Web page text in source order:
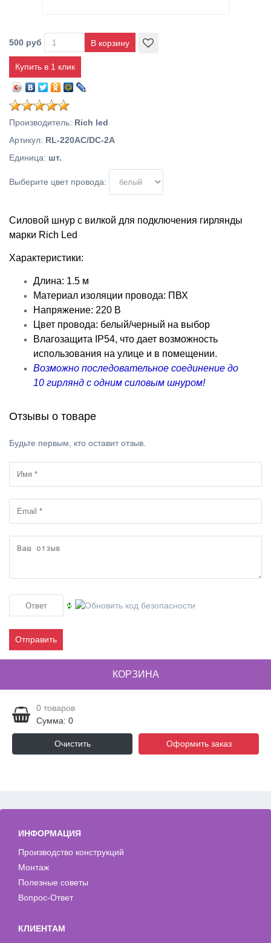
500 руб
Купить в 1 клик
Производитель: Rich led
Артикул: RL-220AC/DC-2A
Единица: шт.
Выберите цвет провода:
Силовой шнур с вилкой для подключения гирлянды
марки Rich Led
Характеристики:
Длина: 1.5 м
Материал изоляции провода: ПВХ
Напряжение: 220 В
Цвет провода: белый/черный на выбор
Влагозащита IP54, что дает возможность
использования на улице и в помещении.
Возможно последовательное соединение до
10 гирлянд с одним силовым шнуром!
Отзывы о товаре
Будьте первым, кто оставит отзыв.
Отправить
КОРЗИНА
0 товаров
Сумма: 0
Очистить Оформить заказ
ИНФОРМАЦИЯ
Производство конструкций
Монтаж
Полезные советы
Вопрос-Ответ
КЛИЕНТАМ